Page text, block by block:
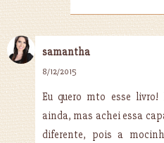
samantha
8/12/2015
Eu quero mto esse
ainda, mas achei essa
diferente, pois a